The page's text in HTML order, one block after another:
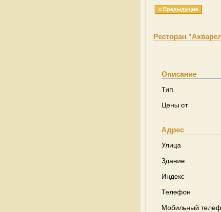
« Предыдущие
Ресторан
Описание
Тип
Цены от
Адрес
Улица
Здание
Индекс
Телефон
Мобильный